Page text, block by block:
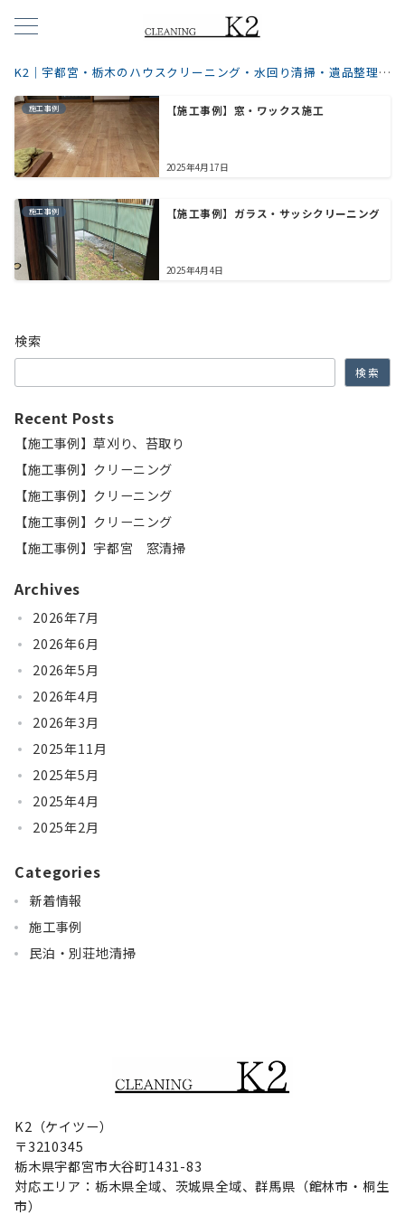
K2｜宇都宮・栃木のハウスクリーニング・水回り清掃・遺品整理ならお任せ！
施工事例 【施工事例】窓・ワックス施工
2025年4月17日
施工事例 【施工事例】ガラス・サッシクリーニング
2025年4月4日
検索
検索
Recent Posts
【施工事例】草刈り、苔取り
【施工事例】クリーニング
【施工事例】クリーニング
【施工事例】クリーニング
【施工事例】宇都宮 窓清掃
Archives
2026年7月
2026年6月
2026年5月
2026年4月
2026年3月
2025年11月
2025年5月
2025年4月
2025年2月
Categories
新着情報
施工事例
民泊・別荘地清掃
K2（ケイツー）
〒3210345
栃木県宇都宮市大谷町1431-83
対応エリア：栃木県全域、茨城県全域、群馬県（館林市・桐生
市）